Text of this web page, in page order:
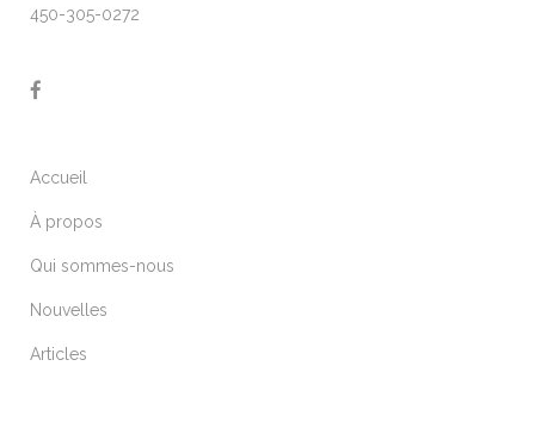
450-305-0272
Accueil
À propos
Qui sommes-nous
Nouvelles
Articles